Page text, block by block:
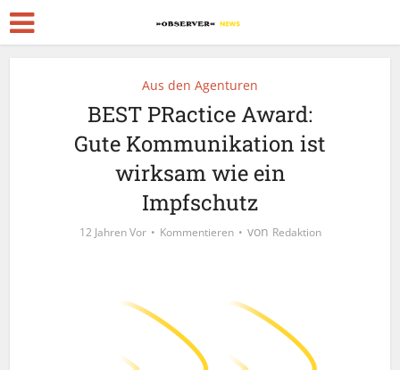
Aus den Agenturen
BEST PRactice Award:
Gute Kommunikation ist
wirksam wie ein
Impfschutz
12 Jahren Vor Kommentieren von Redaktion